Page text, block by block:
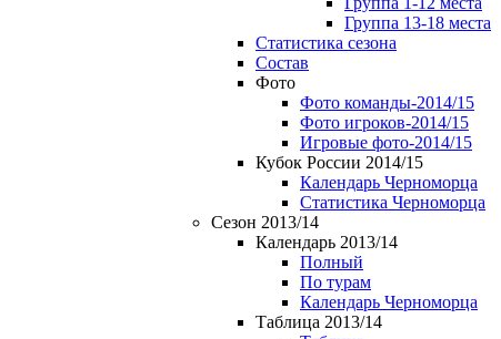
Группа 13-18 места
Статистика сезона
Состав
Фото
Фото команды-2014/15
Фото игроков-2014/15
Игровые фото-2014/15
Кубок России 2014/15
Календарь Черноморца
Статистика Черноморца
Сезон 2013/14
Календарь 2013/14
Полный
По турам
Календарь Черноморца
Таблица 2013/14